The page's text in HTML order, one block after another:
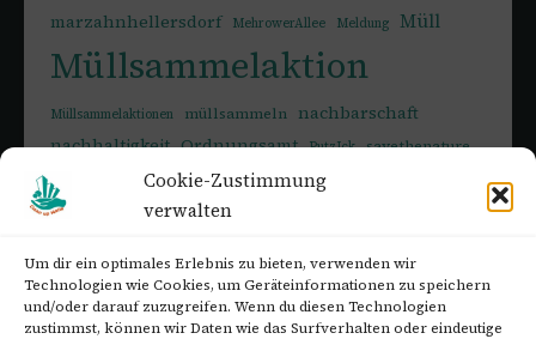
Cookie-Zustimmung
verwalten
Um dir ein optimales Erlebnis zu bieten, verwenden wir
Technologien wie Cookies, um Geräteinformationen zu speichern
und/oder darauf zuzugreifen. Wenn du diesen Technologien
zustimmst, können wir Daten wie das Surfverhalten oder eindeutige
marzahnhellersdorf MehrowerAllee Meldung Müll
Müllsammelaktion
Müllsammelaktionen müllsammeln nachbarschaft
nachhaltigkeit Ordnungsamt PutzIck savethenature
savetheplanet Sperrmüll Springpfuhl
Umweltbildungstag umweltschutz